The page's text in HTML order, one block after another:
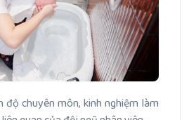
chuyên môn, kinh nghiệm làm